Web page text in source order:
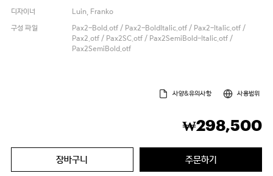
디자이너
Luin, Franko
구성 파일
Pax2-Bold.otf / Pax2-BoldItalic.otf / Pax2-Italic.otf /
Pax2.otf / Pax2SC.otf / Pax2SemiBold-Italic.otf /
Pax2SemiBold.otf
사양&유의사항 사용범위
₩298,500
장바구니 주문하기